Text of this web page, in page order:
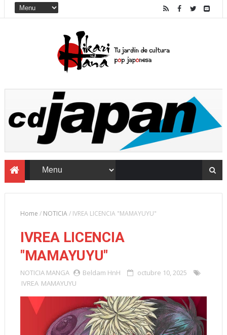
Home / NOTICIA/ IVREA LICENCIA "MAMAYUYU"
IVREA LICENCIA
"MAMAYUYU"
NOTICIA MANGA Beldam HnH
octubre 10, 2025
IVREA MAMAYUYU